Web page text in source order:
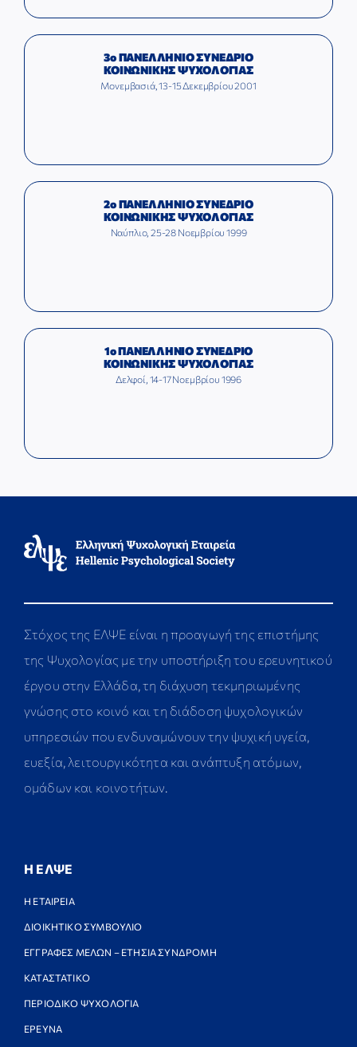
3ο ΠΑΝΕΛΛΗΝΙΟ ΣΥΝΕΔΡΙΟ
ΚΟΙΝΩΝΙΚΗΣ ΨΥΧΟΛΟΓΙΑΣ
Μονεμβασιά, 13-15 Δεκεμβρίου 2001
2ο ΠΑΝΕΛΛΗΝΙΟ ΣΥΝΕΔΡΙΟ
ΚΟΙΝΩΝΙΚΗΣ ΨΥΧΟΛΟΓΙΑΣ
Ναύπλιο, 25-28 Νοεμβρίου 1999
1ο ΠΑΝΕΛΛΗΝΙΟ ΣΥΝΕΔΡΙΟ
ΚΟΙΝΩΝΙΚΗΣ ΨΥΧΟΛΟΓΙΑΣ
Δελφοί, 14-17 Νοεμβρίου 1996
Στόχος της ΕΛΨΕ είναι η προαγωγή της επιστήμης
της Ψυχολογίας με την υποστήριξη του ερευνητικού
έργου στην Ελλάδα, τη διάχυση τεκμηριωμένης
γνώσης στο κοινό και τη διάδοση ψυχολογικών
υπηρεσιών που ενδυναμώνουν την ψυχική υγεία,
ευεξία, λειτουργικότητα και ανάπτυξη ατόμων,
ομάδων και κοινοτήτων.
Η ΕΛΨΕ
Η ΕΤΑΙΡΕΙΑ
ΔΙΟΙΚΗΤΙΚΟ ΣΥΜΒΟΥΛΙΟ
ΕΓΓΡΑΦΕΣ ΜΕΛΩΝ – ΕΤΗΣΙΑ ΣΥΝΔΡΟΜΗ
ΚΑΤΑΣΤΑΤΙΚΟ
ΠΕΡΙΟΔΙΚΟ ΨΥΧΟΛΟΓΙΑ
ΕΡΕΥΝΑ